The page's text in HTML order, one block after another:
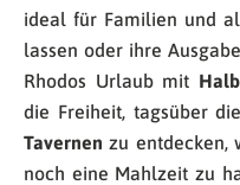
ideal für Familien und
lassen oder ihre
Rhodos Urlaub mit
die Freiheit, tagsüber
Tavernen zu entdecken,
noch eine Mahlzeit zu